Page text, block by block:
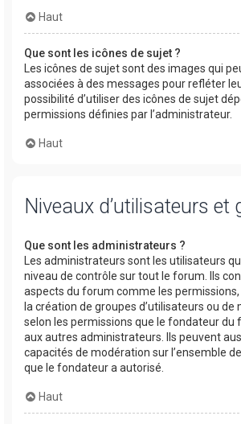
Haut
Que sont les icônes de sujet ?
Les icônes de sujet sont des images qui
associées à des messages pour refléter
possibilité d’utiliser des icônes de sujet
permissions définies par l’administrateur.
Haut
Niveaux d’utilisateurs et
Que sont les administrateurs ?
Les administrateurs sont les utilisateurs
niveau de contrôle sur tout le forum. Ils
aspects du forum comme les
la création de groupes d’utilisateurs ou de
selon les permissions que le fondateur du
aux autres administrateurs. Ils peuvent
capacités de modération sur l’ensemble
que le fondateur a autorisé.
Haut